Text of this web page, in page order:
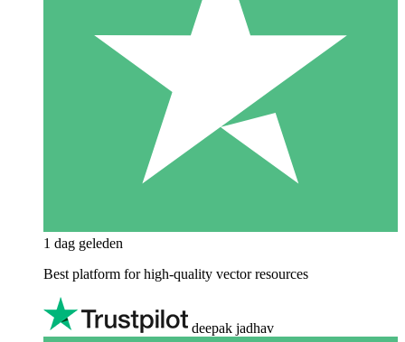
1 dag geleden
Best platform for high-quality vector resources
deepak jadhav